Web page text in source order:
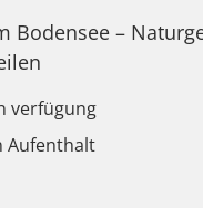
Bodensee –
verfügung
Aufenthalt